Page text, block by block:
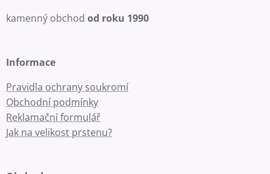
kamenný obchod od roku 1990
Informace
Pravidla ochrany soukromí
Obchodní podmínky
Reklamační formulář
Jak na velikost prstenu?